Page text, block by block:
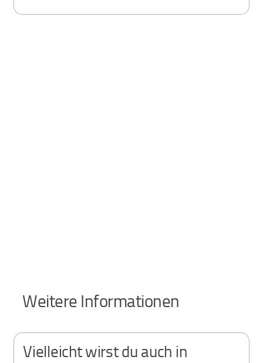
Weitere Informationen
Vielleicht wirst du auch in